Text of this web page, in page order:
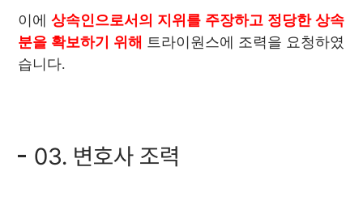
이에상속인으로서의 지위를 주장하고 정당한 상속
분을 확보하기 위해 트라이원스에 조력을 요청하였
습니다.
03. 변호사 조력